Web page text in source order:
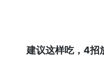
建议这样吃，4招